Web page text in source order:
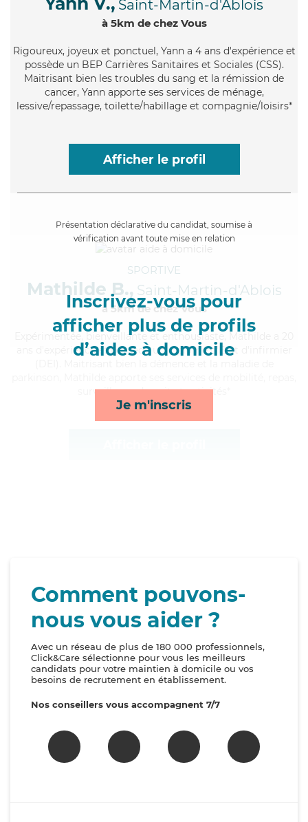
Saint-Martin-d'Ablois
à 5km de chez Vous
Rigoureux, joyeux et ponctuel, Yann a 4 ans d'expérience et
possède un BEP Carrières Sanitaires et Sociales (CSS).
Maitrisant bien les troubles du sang et la rémission de
cancer, Yann apporte ses services de ménage,
lessive/repassage, toilette/habillage et compagnie/loisirs*
Afficher le profil
Présentation déclarative du candidat, soumise à
vérification avant toute mise en relation
Inscrivez-vous pour
afficher plus de profils
d’aides à domicile
Je m'inscris
SPORTIVE
Mathilde B., Saint-Martin-d'Ablois
à 5km de chez Vous
, bienveillante et enthousiaste, Mathilde a 20
ans d'expérience et possède un diplôme d'Etat d'infirmier
surveillance de nuit et activités*
Comment pouvons-
nous vous aider ?
Avec un réseau de plus de 180 000 professionnels,
Click&Care sélectionne pour vous les meilleurs
candidats pour votre maintien à domicile ou vos
besoins de recrutement en établissement.
Nos conseillers vous accompagnent 7/7